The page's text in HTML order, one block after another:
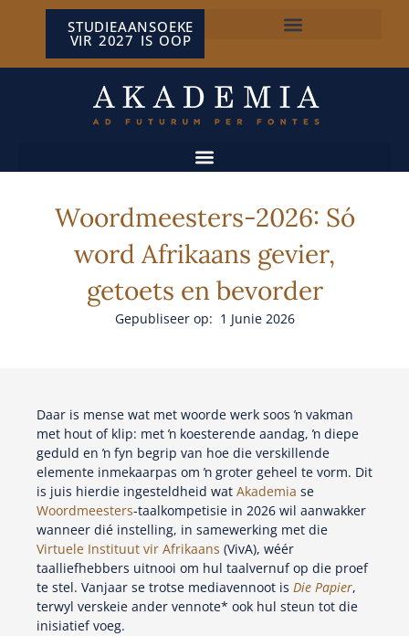
STUDIEAANSOEKE
VIR 2027 IS OOP
Woordmeesters-2026: Só
word Afrikaans gevier,
getoets en bevorder
Gepubliseer op: 1 Junie 2026
Daar is mense wat met woorde werk soos ŉ vakman
met hout of klip: met ŉ koesterende aandag, ŉ diepe
geduld en ŉ fyn begrip van hoe die verskillende
elemente inmekaarpas om ŉ groter geheel te vorm. Dit
is juis hierdie ingesteldheid wat Akademia se
Woordmeesters-taalkompetisie in 2026 wil aanwakker
wanneer dié instelling, in samewerking met die
Virtuele Instituut vir Afrikaans (VivA), wéér
taalliefhebbers uitnooi om hul taalvernuf op die proef
te stel. Vanjaar se trotse mediavennoot is Die Papier,
terwyl verskeie ander vennote* ook hul steun tot die
inisiatief voeg.